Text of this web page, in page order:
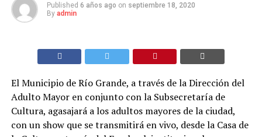
Published 6 años ago on septiembre 18, 2020
By admin
El Municipio de Río Grande, a través de la Dirección del
Adulto Mayor en conjunto con la Subsecretaría de
Cultura, agasajará a los adultos mayores de la ciudad,
con un show que se transmitirá en vivo, desde la Casa de